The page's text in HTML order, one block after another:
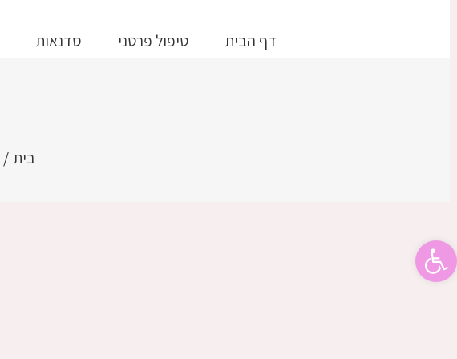
דף הבית טיפול פרטני סדנאות
בית /
פתח סרגל נגישות